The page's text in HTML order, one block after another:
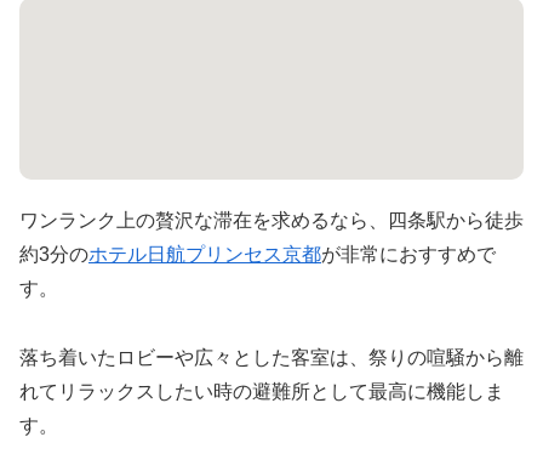
ワンランク上の贅沢な滞在を求めるなら、四条駅から徒歩
約3分のホテル日航プリンセス京都が非常におすすめで
す。
落ち着いたロビーや広々とした客室は、祭りの喧騒から離
れてリラックスしたい時の避難所として最高に機能しま
す。